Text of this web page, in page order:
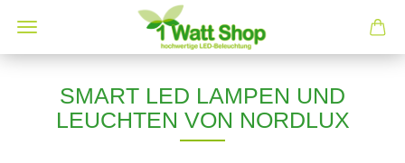
SMART LED LAMPEN UND
LEUCHTEN VON NORDLUX